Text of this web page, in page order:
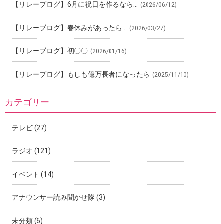
【リレーブログ】6月に祝日を作るなら… (2026/06/12)
【リレーブログ】春休みがあったら… (2026/03/27)
【リレーブログ】初〇〇 (2026/01/16)
【リレーブログ】もしも億万長者になったら (2025/11/10)
カテゴリー
テレビ(27)
ラジオ (121)
イベント (14)
アナウンサー読み聞かせ隊(3)
未分類(6)